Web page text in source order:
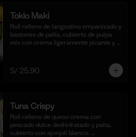
Tokio Maki
Roll relleno de langostino empanizado y
bastones de palta, cubierto de pulpa
mix con crema ligeramente picante y
S/ 25.90
Tuna Crispy
Roll relleno de queso crema con
pescado dulce deshidratado y palta,
cubierto con ajonjolí blanco.